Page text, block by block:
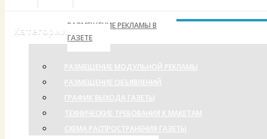
Категории РАЗМЕЩЕНИЕ РЕКЛАМЫ В
ГАЗЕТЕ
РАЗМЕЩЕНИЕ МОДУЛЬНОЙ РЕКЛАМЫ
РАЗМЕЩЕНИЕ ОБЪЯВЛЕНИЙ
ГРАФИК ВЫХОДА ГАЗЕТЫ
ТЕХНИЧЕСКИЕ ТРЕБОВАНИЯ К МАКЕТАМ
СХЕМА РАСПРОСТРАНЕНИЯ ГАЗЕТЫ